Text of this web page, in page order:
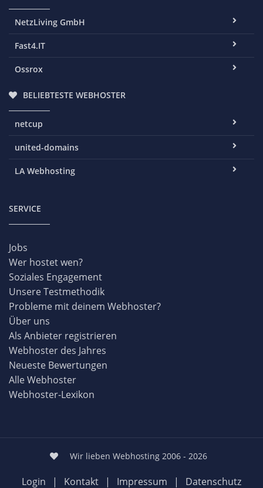
NetzLiving GmbH
Fast4.IT
Ossrox
BELIEBTESTE WEBHOSTER
netcup
united-domains
LA Webhosting
SERVICE
Jobs
Wer hostet wen?
Soziales Engagement
Unsere Testmethodik
Probleme mit deinem Webhoster?
Über uns
Als Anbieter registrieren
Webhoster des Jahres
Neueste Bewertungen
Alle Webhoster
Webhoster-Lexikon
Wir lieben Webhosting 2006 - 2026
Login | Kontakt | Impressum | Datenschutz